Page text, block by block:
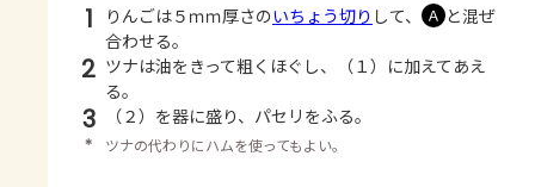
1 りんごは５ｍｍ厚さのいちょう切り して、 Ａ と混ぜ
合わせる。
2 ツナは油をきって粗くほぐし、（１）に加えてあえ
る。
3 （２）を器に盛り、パセリをふる。
＊ ツナの代わりにハムを使ってもよい。